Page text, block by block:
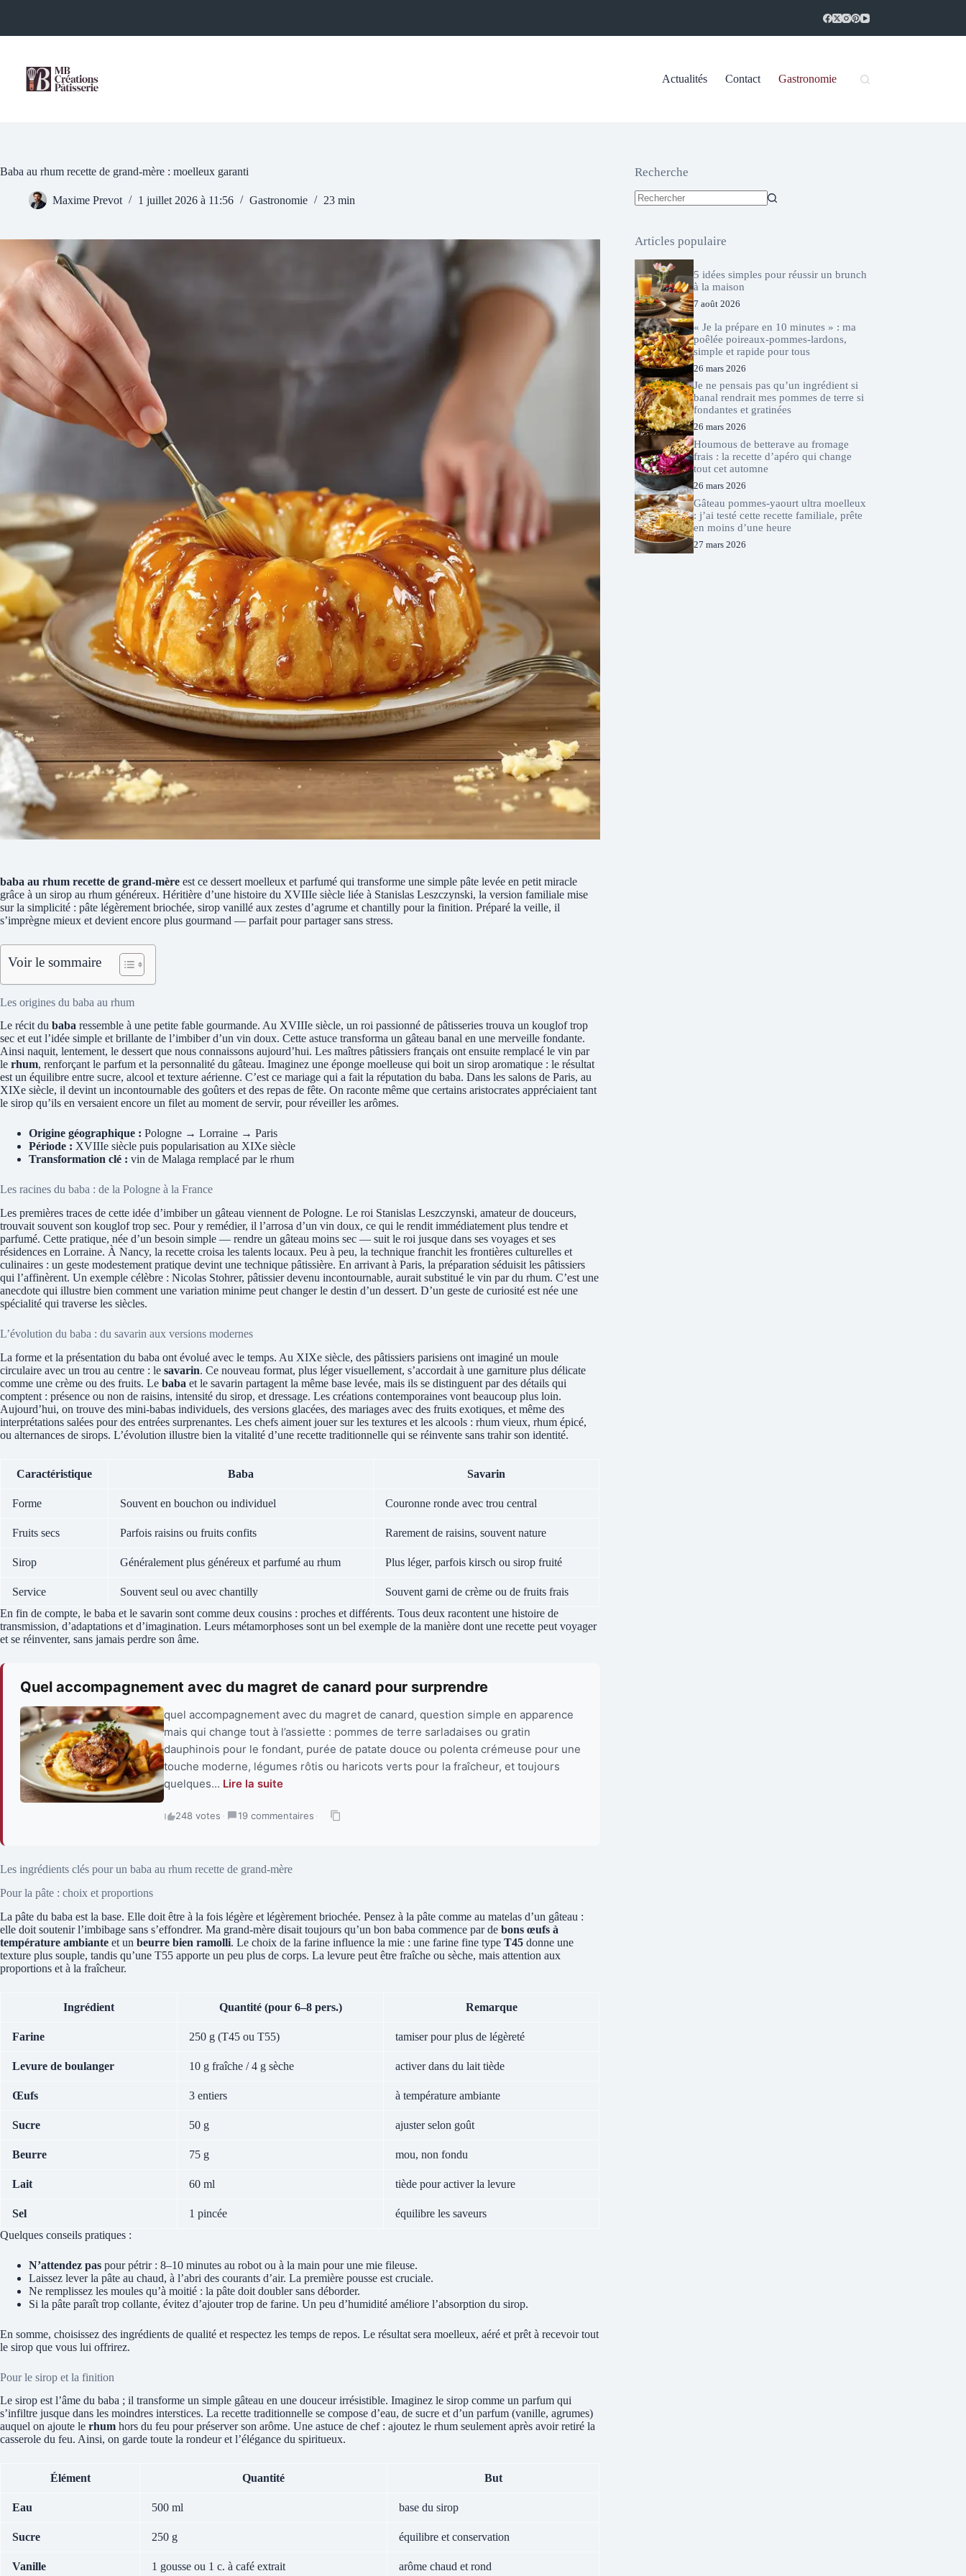
Actualités Contact Gastronomie
Baba au rhum recette de grand-mère : moelleux garanti
Maxime Prevot 1 juillet 2026 à 11:56 Gastronomie 23 min
baba au rhum recette de grand-mère est ce dessert moelleux et parfumé qui transforme une simple pâte levée en petit miracle
grâce à un sirop au rhum généreux. Héritière d’une histoire du XVIIIe siècle liée à Stanislas Leszczynski, la version familiale mise
sur la simplicité : pâte légèrement briochée, sirop vanillé aux zestes d’agrume et chantilly pour la finition. Préparé la veille, il
s’imprègne mieux et devient encore plus gourmand — parfait pour partager sans stress.
Voir le sommaire
Les origines du baba au rhum
Le récit du baba ressemble à une petite fable gourmande. Au XVIIIe siècle, un roi passionné de pâtisseries trouva un kouglof trop
sec et eut l’idée simple et brillante de l’imbiber d’un vin doux. Cette astuce transforma un gâteau banal en une merveille fondante.
Ainsi naquit, lentement, le dessert que nous connaissons aujourd’hui. Les maîtres pâtissiers français ont ensuite remplacé le vin par
le rhum, renforçant le parfum et la personnalité du gâteau. Imaginez une éponge moelleuse qui boit un sirop aromatique : le résultat
est un équilibre entre sucre, alcool et texture aérienne. C’est ce mariage qui a fait la réputation du baba. Dans les salons de Paris, au
XIXe siècle, il devint un incontournable des goûters et des repas de fête. On raconte même que certains aristocrates appréciaient tant
le sirop qu’ils en versaient encore un filet au moment de servir, pour réveiller les arômes.
Origine géographique : Pologne → Lorraine → Paris
Période : XVIIIe siècle puis popularisation au XIXe siècle
Transformation clé : vin de Malaga remplacé par le rhum
Les racines du baba : de la Pologne à la France
Les premières traces de cette idée d’imbiber un gâteau viennent de Pologne. Le roi Stanislas Leszczynski, amateur de douceurs,
trouvait souvent son kouglof trop sec. Pour y remédier, il l’arrosa d’un vin doux, ce qui le rendit immédiatement plus tendre et
parfumé. Cette pratique, née d’un besoin simple — rendre un gâteau moins sec — suit le roi jusque dans ses voyages et ses
résidences en Lorraine. À Nancy, la recette croisa les talents locaux. Peu à peu, la technique franchit les frontières culturelles et
culinaires : un geste modestement pratique devint une technique pâtissière. En arrivant à Paris, la préparation séduisit les pâtissiers
qui l’affinèrent. Un exemple célèbre : Nicolas Stohrer, pâtissier devenu incontournable, aurait substitué le vin par du rhum. C’est une
anecdote qui illustre bien comment une variation minime peut changer le destin d’un dessert. D’un geste de curiosité est née une
spécialité qui traverse les siècles.
L’évolution du baba : du savarin aux versions modernes
La forme et la présentation du baba ont évolué avec le temps. Au XIXe siècle, des pâtissiers parisiens ont imaginé un moule
circulaire avec un trou au centre : le savarin. Ce nouveau format, plus léger visuellement, s’accordait à une garniture plus délicate
comme une crème ou des fruits. Le baba et le savarin partagent la même base levée, mais ils se distinguent par des détails qui
comptent : présence ou non de raisins, intensité du sirop, et dressage. Les créations contemporaines vont beaucoup plus loin.
Aujourd’hui, on trouve des mini-babas individuels, des versions glacées, des mariages avec des fruits exotiques, et même des
interprétations salées pour des entrées surprenantes. Les chefs aiment jouer sur les textures et les alcools : rhum vieux, rhum épicé,
ou alternances de sirops. L’évolution illustre bien la vitalité d’une recette traditionnelle qui se réinvente sans trahir son identité.
Caractéristique Baba Savarin
Forme Souvent en bouchon ou individuel Couronne ronde avec trou central
Fruits secs Parfois raisins ou fruits confits Rarement de raisins, souvent nature
Sirop Généralement plus généreux et parfumé au rhum Plus léger, parfois kirsch ou sirop fruité
Service Souvent seul ou avec chantilly
Souvent garni de crème ou de fruits frais
En fin de compte, le baba et le savarin sont comme deux cousins : proches et différents. Tous deux racontent une histoire de
transmission, d’adaptations et d’imagination. Leurs métamorphoses sont un bel exemple de la manière dont une recette peut voyager
et se réinventer, sans jamais perdre son âme.
Quel accompagnement avec du magret de canard pour surprendre
quel accompagnement avec du magret de canard, question simple en apparence
mais qui change tout à l’assiette : pommes de terre sarladaises ou gratin
dauphinois pour le fondant, purée de patate douce ou polenta crémeuse pour une
touche moderne, légumes rôtis ou haricots verts pour la fraîcheur, et toujours
quelques... Lire la suite
248 votes · 19 commentaires ·
Les ingrédients clés pour un baba au rhum recette de grand-mère
Pour la pâte : choix et proportions
La pâte du baba est la base. Elle doit être à la fois légère et légèrement briochée. Pensez à la pâte comme au matelas d’un gâteau :
elle doit soutenir l’imbibage sans s’effondrer. Ma grand-mère disait toujours qu’un bon baba commence par de bons œufs à
température ambiante et un beurre bien ramolli. Le choix de la farine influence la mie : une farine fine type T45 donne une
texture plus souple, tandis qu’une T55 apporte un peu plus de corps. La levure peut être fraîche ou sèche, mais attention aux
proportions et à la fraîcheur.
Ingrédient Quantité (pour 6–8 pers.) Remarque
Farine 250 g (T45 ou T55) tamiser pour plus de légèreté
Levure de boulanger 10 g fraîche / 4 g sèche activer dans du lait tiède
Œufs 3 entiers à température ambiante
Sucre 50 g ajuster selon goût
Beurre 75 g mou, non fondu
Lait 60 ml tiède pour activer la levure
Sel 1 pincée
équilibre les saveurs
Quelques conseils pratiques :
N’attendez pas pour pétrir : 8–10 minutes au robot ou à la main pour une mie fileuse.
Laissez lever la pâte au chaud, à l’abri des courants d’air. La première pousse est cruciale.
Ne remplissez les moules qu’à moitié : la pâte doit doubler sans déborder.
Si la pâte paraît trop collante, évitez d’ajouter trop de farine. Un peu d’humidité améliore l’absorption du sirop.
En somme, choisissez des ingrédients de qualité et respectez les temps de repos. Le résultat sera moelleux, aéré et prêt à recevoir tout
le sirop que vous lui offrirez.
Pour le sirop et la finition
Le sirop est l’âme du baba ; il transforme un simple gâteau en une douceur irrésistible. Imaginez le sirop comme un parfum qui
s’infiltre jusque dans les moindres interstices. La recette traditionnelle se compose d’eau, de sucre et d’un parfum (vanille, agrumes)
auquel on ajoute le rhum hors du feu pour préserver son arôme. Une astuce de chef : ajoutez le rhum seulement après avoir retiré la
casserole du feu. Ainsi, on garde toute la rondeur et l’élégance du spiritueux.
Élément Quantité But
Eau 500 ml base du sirop
Sucre 250 g équilibre et conservation
Vanille 1 gousse ou 1 c. à café extrait arôme chaud et rond
Recherche
Articles populaire
5 idées simples pour réussir un brunch
à la maison
7 août 2026
« Je la prépare en 10 minutes » : ma
poêlée poireaux-pommes-lardons,
simple et rapide pour tous
26 mars 2026
Je ne pensais pas qu’un ingrédient si
banal rendrait mes pommes de terre si
fondantes et gratinées
26 mars 2026
Houmous de betterave au fromage
frais : la recette d’apéro qui change
tout cet automne
26 mars 2026
Gâteau pommes-yaourt ultra moelleux
: j’ai testé cette recette familiale, prête
en moins d’une heure
27 mars 2026